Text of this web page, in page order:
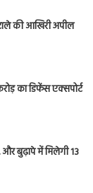
की आखिरी अपील
का डिफेंस एक्सपोर्ट
बुढ़ापे में मिलेगी 13